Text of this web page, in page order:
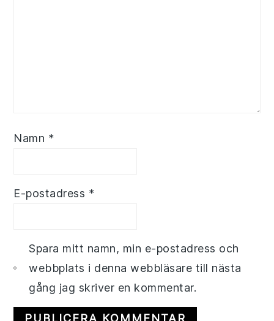
Namn *
E-postadress *
Spara mitt namn, min e-postadress och
webbplats i denna webbläsare till nästa
gång jag skriver en kommentar.